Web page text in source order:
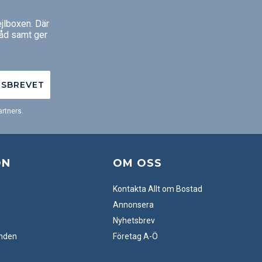
Där
samt ger
OM OSS
Kontakta Allt om Bostad
Annonsera
Nyhetsbrev
Företag A-Ö